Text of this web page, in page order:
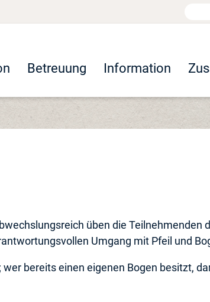
Betreuung Information
üben die Teilnehmenden
Umgang mit Pfeil und
bereits einen eigenen Bogen besitzt,